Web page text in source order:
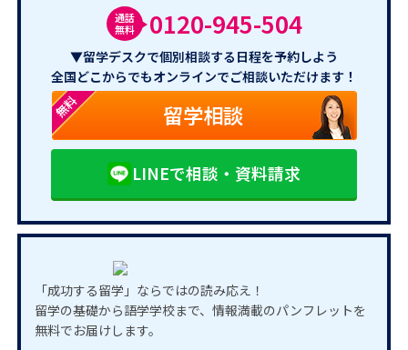
通話
無料
0120-945-504
▼留学デスクで個別相談する日程を予約しよう
全国どこからでもオンラインでご相談いただけます！
無料 留学相談
LINEで相談・資料請求
「成功する留学」ならではの読み応え！
留学の基礎から語学学校まで、情報満載のパンフレットを
無料でお届けします。